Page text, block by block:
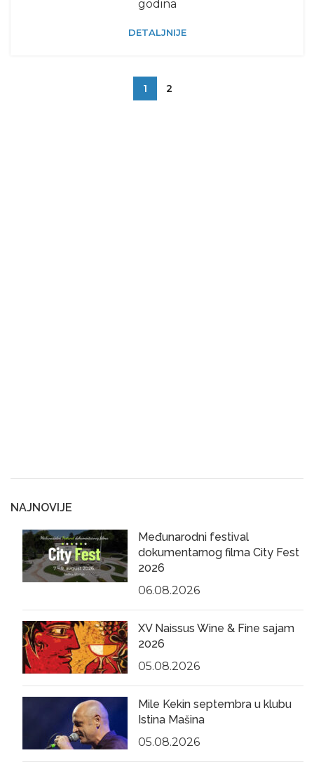
godina
DETALJNIJE
1 2
NAJNOVIJE
Međunarodni festival
dokumentarnog filma City Fest
2026
06.08.2026
XV Naissus Wine & Fine sajam
2026
05.08.2026
Mile Kekin septembra u klubu
Istina Mašina
05.08.2026